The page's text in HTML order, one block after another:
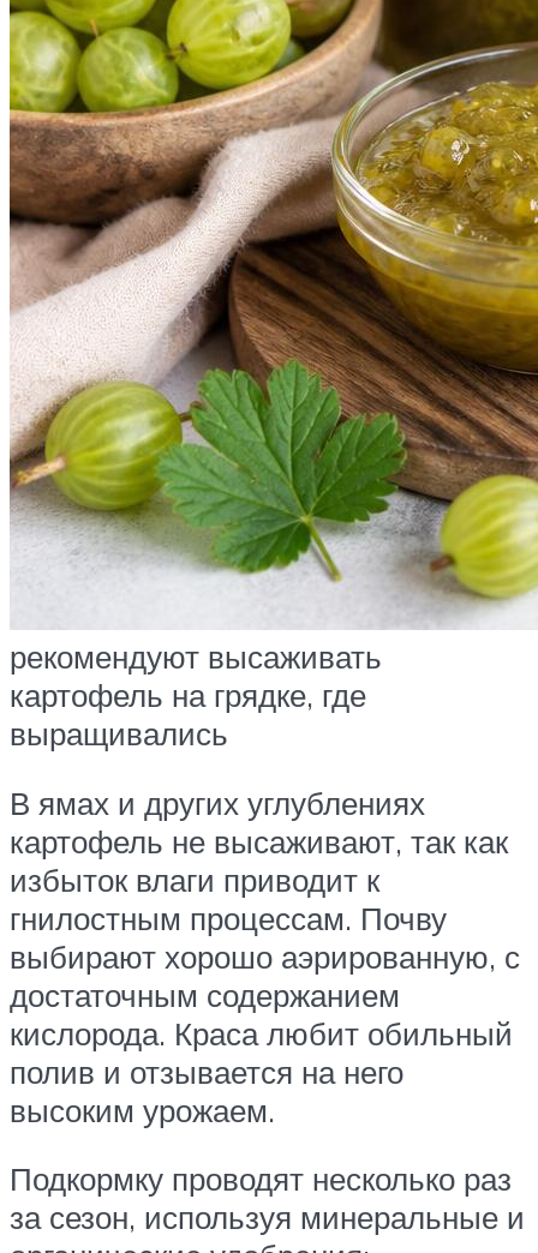
рекомендуют высаживать
картофель на грядке, где
выращивались
В ямах и других углублениях
картофель не высаживают, так как
избыток влаги приводит к
гнилостным процессам. Почву
выбирают хорошо аэрированную, с
достаточным содержанием
кислорода. Краса любит обильный
полив и отзывается на него
высоким урожаем.
Подкормку проводят несколько раз
за сезон, используя минеральные и